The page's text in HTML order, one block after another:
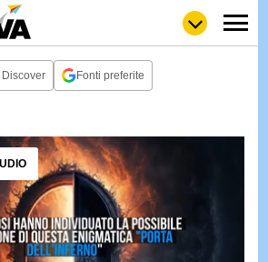
LOLGULP
LOVE
WOW
NEWS
Fonti preferite